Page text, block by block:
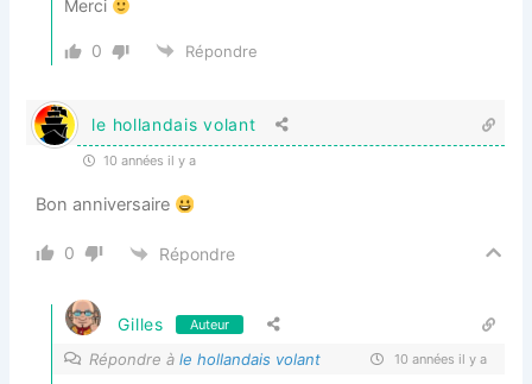
Merci
0 Répondre
le hollandais volant
10 années il y a
Bon anniversaire
0 Répondre
Gilles Auteur
Répondre àle hollandais volant 10 années il y a